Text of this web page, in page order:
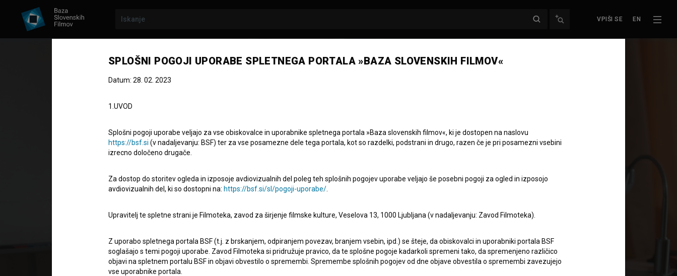
VPIŠI SE EN
Zajeti v izviru – Slovenski otroci
Lebensborna
Napovednik Kupi ogled 3.99 EUR Brezplačno za člane knjižnic
SPLOŠNI POGOJI UPORABE SPLETNEGA PORTALA »BAZA SLOVENSKIH FILMOV«
Datum: 28. 02. 2023
1.UVOD
Splošni pogoji uporabe veljajo za vse obiskovalce in uporabnike spletnega portala »Baza slovenskih filmov«, ki je dostopen na naslovu
https://bsf.si (v nadaljevanju: BSF) ter za vse posamezne dele tega portala, kot so razdelki, podstrani in drugo, razen če je pri posamezni vsebini
izrecno določeno drugače.
Za dostop do storitev ogleda in izposoje avdiovizualnih del poleg teh splošnih pogojev uporabe veljajo še posebni pogoji za ogled in izposojo
avdiovizualnih del, ki so dostopni na: https://bsf.si/sl/pogoji-uporabe/
Upravitelj te spletne strani je Filmoteka, zavod za širjenje filmske kulture, Veselova 13, 1000 Ljubljana (v nadaljevanju: Zavod Filmoteka).
Z uporabo spletnega portala BSF (t.j. z brskanjem, odpiranjem povezav, branjem vsebin, ipd.) se šteje, da obiskovalci in uporabniki portala BSF
soglašajo s temi pogoji uporabe. Zavod Filmoteka si pridružuje pravico, da te splošne pogoje kadarkoli spremeni tako, da spremenjeno različico
objavi na spletnem portalu BSF in objavi obvestilo o spremembi. Spremembe splošnih pogojev od dne objave obvestila o spremembi zavezujejo
vse uporabnike portala.